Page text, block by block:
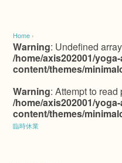
Home ›
Warning: Undefined
/home/axis202001/
content/themes/
Warning: Attempt to
/home/axis202001/
content/themes/
臨時休業